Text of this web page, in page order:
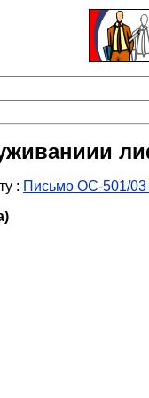
: Письмо ОС-501/03